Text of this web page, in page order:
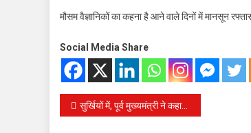
मौसम वैज्ञानिकों का कहना है आने वाले दिनों में मानसून
Social Media Share
Post
सुर्खियों में, पूर्व मुख्यमंत्री ने कहा कि अब थोपने का काम नहीं करना चाहिए।इन महत्वपूर्ण तथ्यों के साथ दी गई सलाह